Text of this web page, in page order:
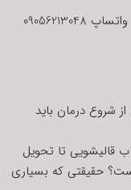
جهت ارتباط با مدیر رسانه می توانید به شماره واتساپ 09056213048
شروع درمان باید
قالیشویی تا تحویل
حقیقتی که بسیاری